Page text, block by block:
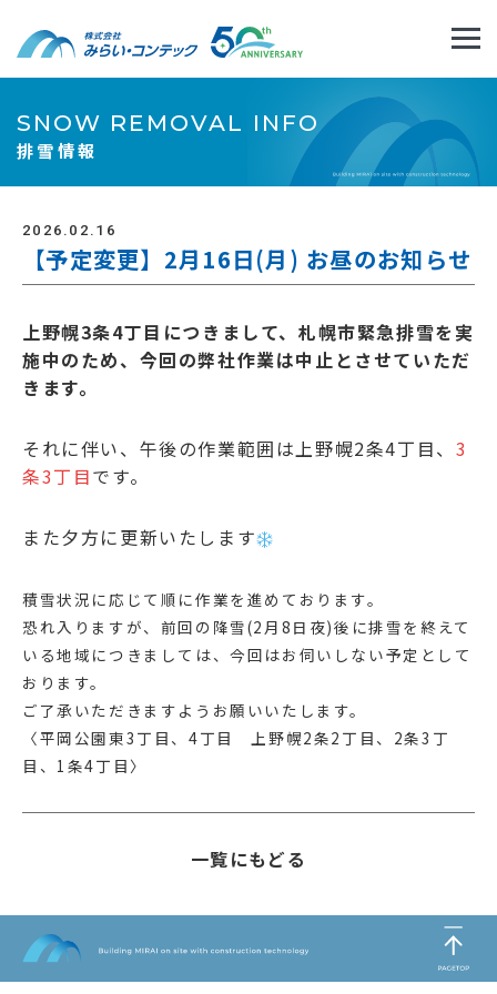
SNOW REMOVAL INFO
排雪情報
2026.02.16
【予定変更】2月16日(月) お昼のお知らせ
上野幌3条4丁目につきまして、札幌市緊急排雪を実
施中のため、今回の弊社作業は中止とさせていただ
きます。
それに伴い、午後の作業範囲は上野幌2条4丁目、 3
条3丁目です。
また夕方に更新いたします
積雪状況に応じて順に作業を進めております。
恐れ入りますが、前回の降雪(2月8日夜)後に排雪を終えて
いる地域につきましては、今回はお伺いしない予定として
おります。
ご了承いただきますようお願いいたします。
〈平岡公園東3丁目、4丁目 上野幌2条2丁目、2条3丁
目、1条4丁目〉
一覧にもどる